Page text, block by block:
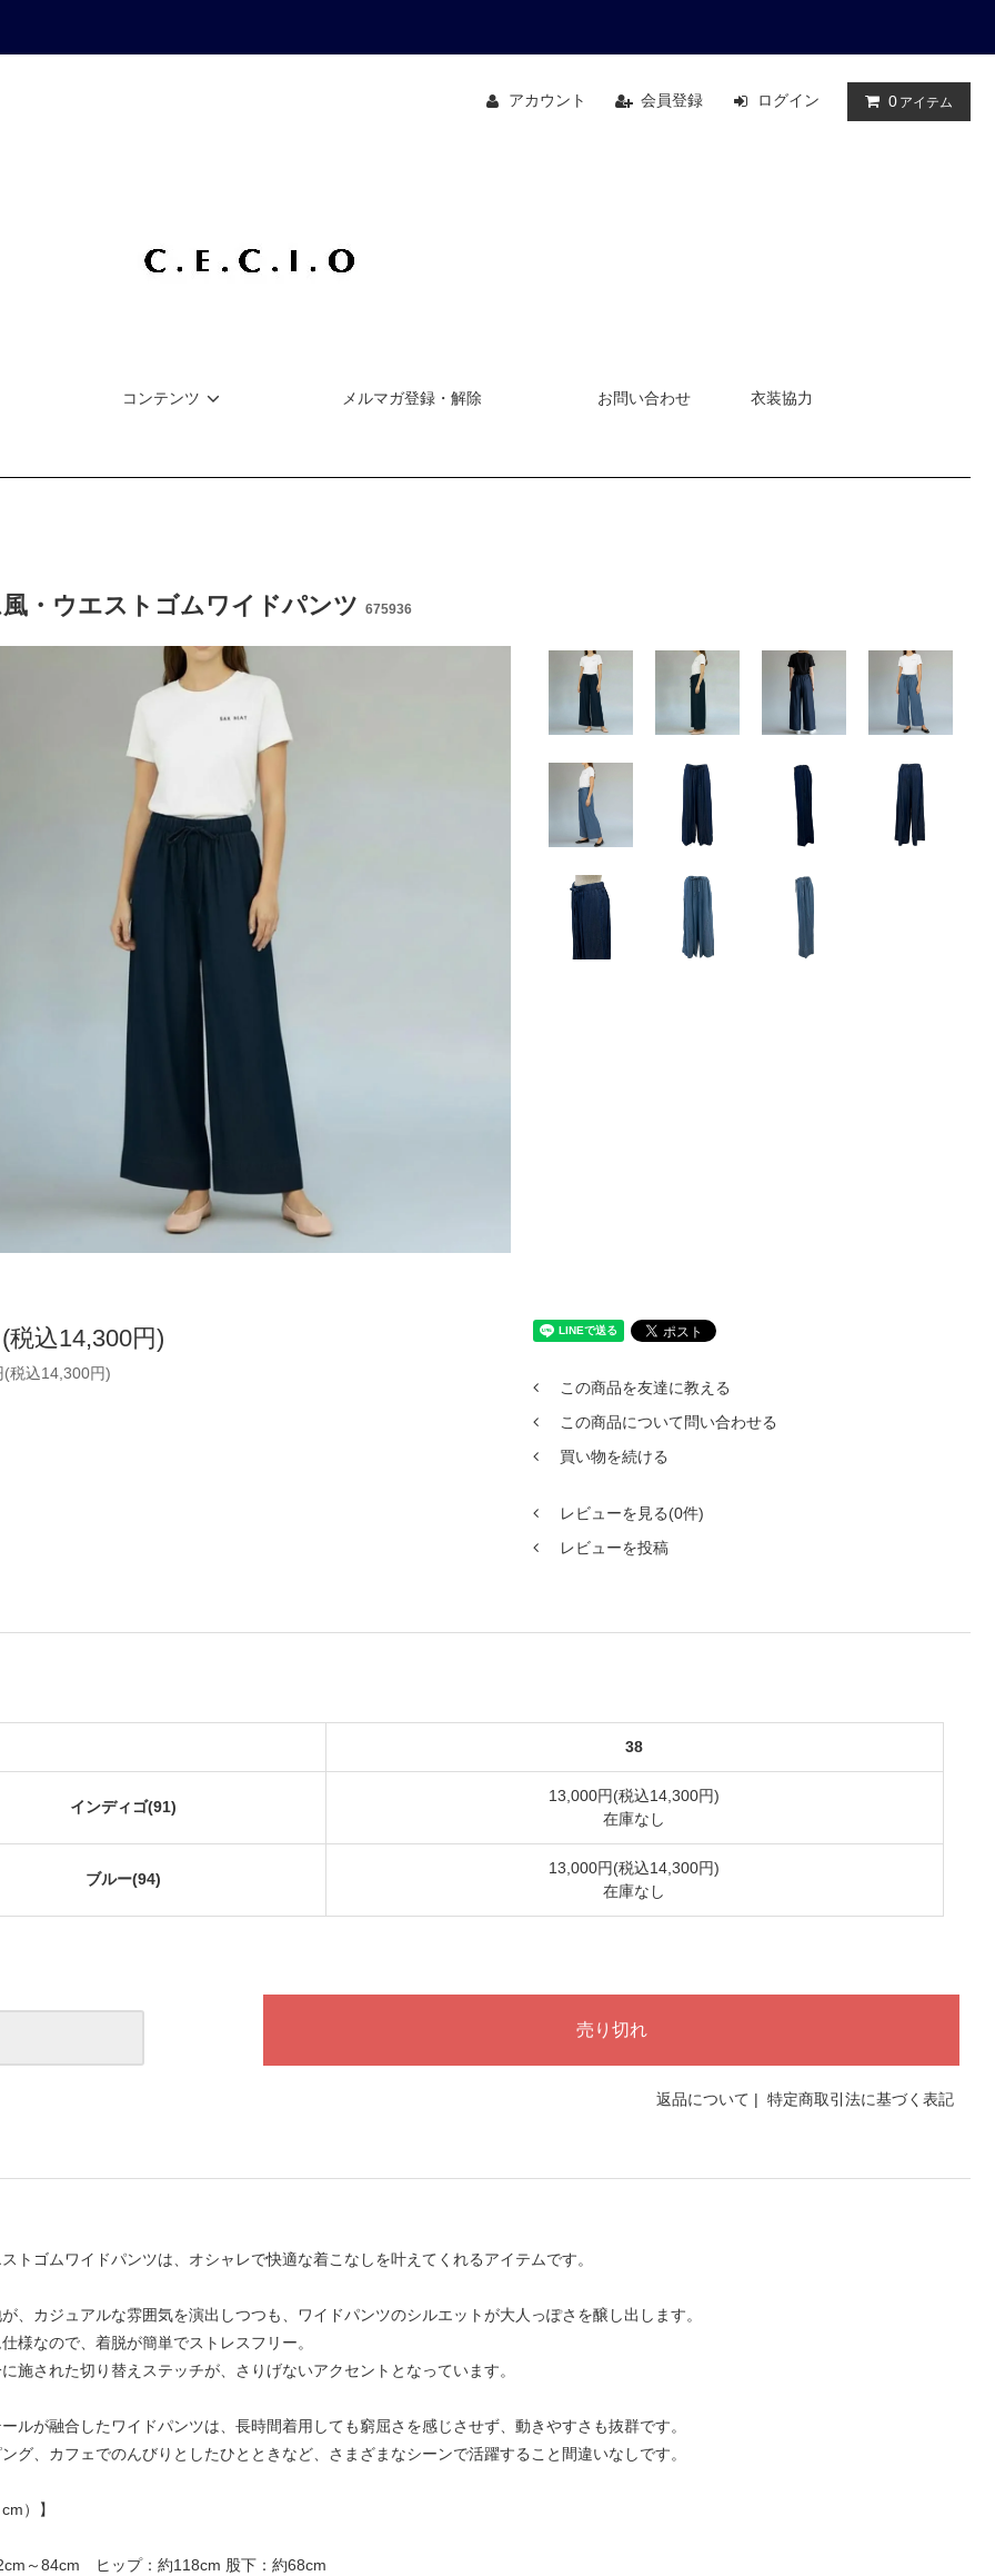
アカウント 会員登録 ログイン 0 アイテム
コンテンツ メルマガ登録・解除 お問い合わせ 衣装協力
・ウエストゴムワイドパンツ 675936
税込14,300円)
税込14,300円)
この商品を友達に教える
この商品について問い合わせる
買い物を続ける
レビューを見る(0件)
レビューを投稿
38
インディゴ(91)
13,000円(税込14,300円)
在庫なし
ブルー(94)
13,000円(税込14,300円)
在庫なし
返品について | 特定商取引法に基づく表記
トゴムワイドパンツは、オシャレで快適な着こなしを叶えてくれるアイテムです。
、カジュアルな雰囲気を演出しつつも、ワイドパンツのシルエットが大人っぽさを醸し出します。
様なので、着脱が簡単でストレスフリー。
施された切り替えステッチが、さりげないアクセントとなっています。
ルが融合したワイドパンツは、長時間着用しても窮屈さを感じさせず、動きやすさも抜群です。
グ、カフェでのんびりとしたひとときなど、さまざまなシーンで活躍すること間違いなしです。
）】
～84cm ヒップ：約118cm 股下：約68cm